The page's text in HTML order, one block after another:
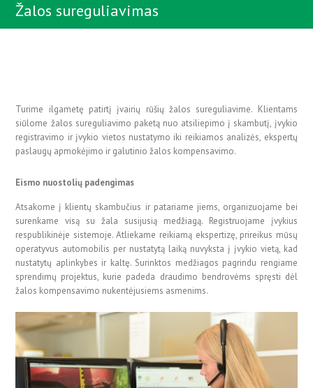
Žalos sureguliavimas
Turime ilgametę patirtį įvairių rūšių žalos sureguliavime. Klientams
siūlome žalos sureguliavimo paketą nuo atsiliepimo į skambutį, įvykio
registravimo ir įvykio vietos nustatymo iki reikiamos analizės, ekspertų
paslaugų apmokėjimo ir galutinio žalos kompensavimo.
Eismo nuostolių padengimas
Atsakome į klientų skambučius ir patariame jiems, organizuojame bei
surenkame visą su žala susijusią medžiagą. Registruojame įvykius
respublikinėje sistemoje. Atliekame reikiamą ekspertizę, prireikus mūsų
operatyvus automobilis per nustatytą laiką nuvyksta į įvykio vietą, kad
nustatytų aplinkybes ir kaltę. Surinktos medžiagos pagrindu rengiame
sprendimų projektus, kurie padeda draudimo bendrovėms spręsti dėl
žalos kompensavimo nukentėjusiems asmenims.